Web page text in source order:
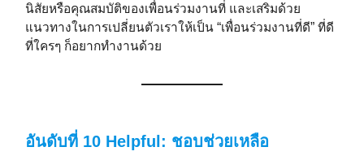
นิสัยหรือคุณสมบัติของเพื่อนร่วมงานที่ และเสริมด้วย
แนวทางในการเปลี่ยนตัวเราให้เป็น “เพื่อนร่วมงานที่ดี” ที่ดี
ที่ใครๆ ก็อยากทำงานด้วย
อันดับที่ 10 Helpful: ชอบช่วยเหลือ